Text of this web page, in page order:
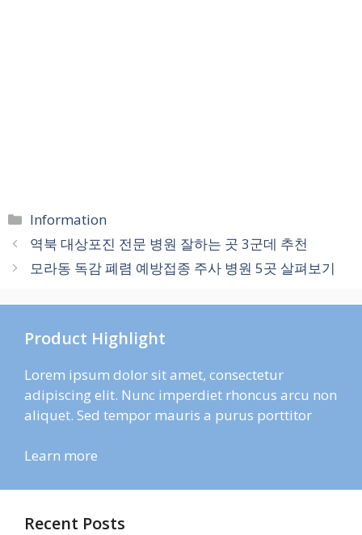
카
테
고
리
Information
역북 대상포진 전문 병원 잘하는 곳 3군데 추천
모라동 독감 폐렴 예방접종 주사 병원 5곳 살펴보기
Product Highlight
Lorem ipsum dolor sit amet, consectetur
adipiscing elit. Nunc imperdiet rhoncus arcu non
aliquet. Sed tempor mauris a purus porttitor
Learn more
Recent Posts